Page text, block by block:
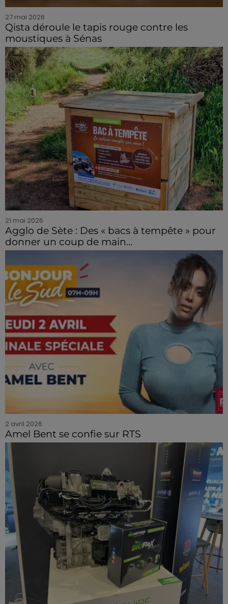
27 mai 2026
Qista déroule le tapis rouge contre les
moustiques à Sénas
21 mai 2026
Agglo de Sète : Des « bacs à tempête » pour
donner un coup de main...
2 avril 2026
Amel Bent se confie sur RTS